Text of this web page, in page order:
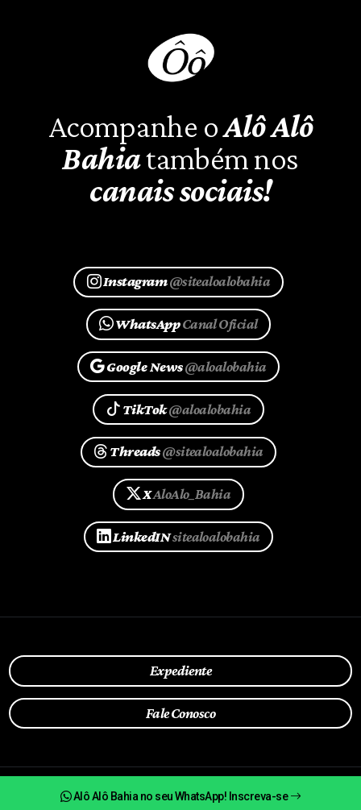
Alô Alô Bahia no seu WhatsApp! Inscreva-se
Acompanhe oAlô Alô
Bahiatambém nos
canais sociais!
Instagram@sitealoalobahia
WhatsAppCanal Oficial
Google News@aloalobahia
TikTok@aloalobahia
Threads@sitealoalobahia
XAloAlo_Bahia
LinkedINsitealoalobahia
Expediente
Fale Conosco
Política de Privacidade